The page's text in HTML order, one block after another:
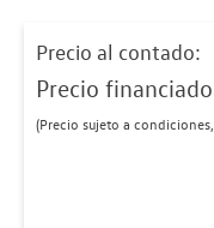
Precio al contado:
Precio
(Precio sujeto a